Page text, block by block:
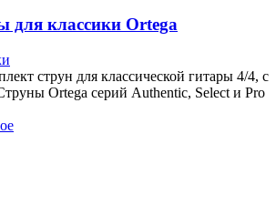
для классики Ortega
струн для классической гитары 4/4, с
Ortega серий Authentic, Select и Pro